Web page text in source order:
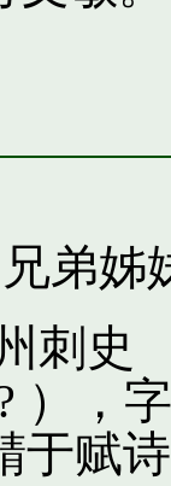
弟姊
刺史
），
于赋